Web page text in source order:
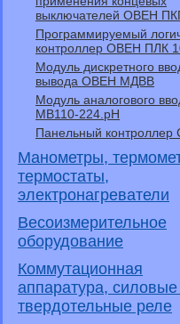
выключателей ОВЕН
Программируемый
контроллер ОВЕН ПЛК
Модуль дискретного
вывода ОВЕН МДВВ
Модуль аналогового
МВ110-224.pH
Панельный контроллер
Манометры,
термостаты,
электронагреватели
Весоизмерительное
оборудование
Коммутационная
аппаратура, силовые
твердотельные реле